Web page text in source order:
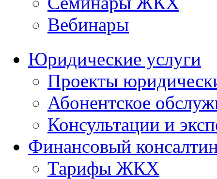
Вебинары
Юридические услуги
Проекты
Абонентское
Консультации и
Финансовый
Тарифы ЖКХ